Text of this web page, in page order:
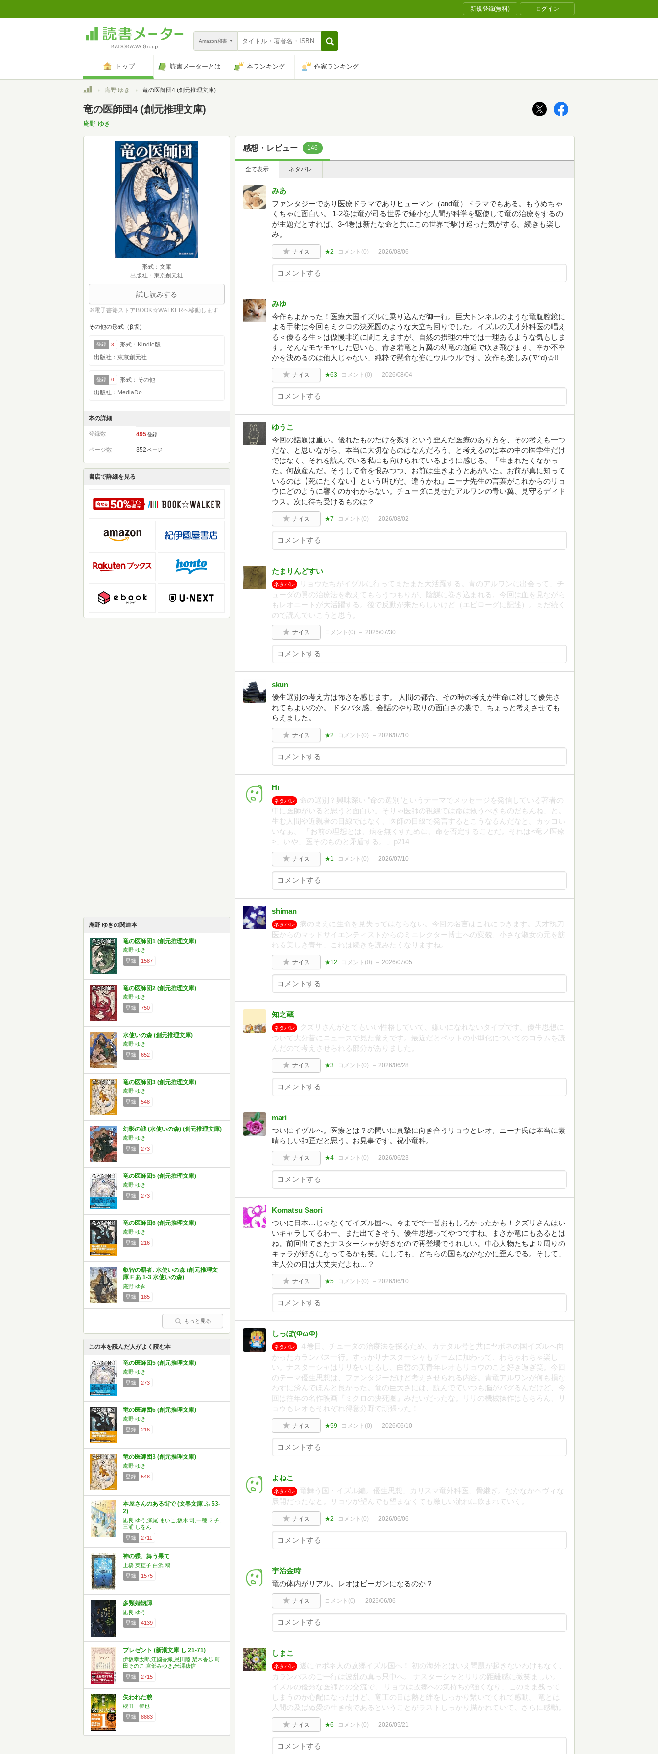
新規登録(無料) ログイン
Amazon和書
トップ 読書メーターとは 本ランキング 作家ランキング
トップ庵野 ゆき 竜の医師団4 (創元推理文庫)
竜の医師団4 (創元推理文庫)
庵野 ゆき
形式：文庫
出版社：東京創元社
試し読みする
※電子書籍ストアBOOK☆WALKERへ移動します
その他の形式（β版）
登録 3
形式：Kindle版
出版社：東京創元社
登録 0
形式：その他
出版社：MediaDo
本の詳細
登録数 495 登録
ページ数 352 ページ
書店で詳細を見る
庵野 ゆきの関連本
竜の医師団1 (創元推理文庫)
庵野 ゆき
登録
1587
竜の医師団2 (創元推理文庫)
庵野 ゆき
登録
750
水使いの森 (創元推理文庫)
庵野 ゆき
登録
652
竜の医師団3 (創元推理文庫)
庵野 ゆき
登録
548
幻影の戦 (水使いの森) (創元推理文庫)
庵野 ゆき
登録
273
竜の医師団5 (創元推理文庫)
庵野 ゆき
登録
273
竜の医師団6 (創元推理文庫)
庵野 ゆき
登録
216
叡智の覇者: 水使いの森 (創元推理文
庫 F あ 1-3 水使いの森)
庵野 ゆき
登録
185
もっと見る
この本を読んだ人がよく読む本
竜の医師団5 (創元推理文庫)
庵野 ゆき
登録
273
竜の医師団6 (創元推理文庫)
庵野 ゆき
登録
216
竜の医師団3 (創元推理文庫)
庵野 ゆき
登録
548
本屋さんのある街で (文春文庫 ふ 53-
2)
凪良 ゆう,瀬尾 まいこ,坂木 司,一穂 ミチ,
三浦 しをん
登録
2711
神の蝶、舞う果て
上橋 菜穂子,白浜 鴎
登録
1575
多類婚姻譚
凪良 ゆう
登録
4139
プレゼント (新潮文庫 し 21-71)
伊坂幸太郎,江國香織,恩田陸,梨木香歩,町
田そのこ,宮部みゆき,米澤穂信
登録
2715
失われた貌
櫻田 智也
登録
8883
感想・レビュー 146
全て表示 ネタバレ
みあ
ファンタジーであり医療ドラマでありヒューマン（and竜）ドラマでもある。もうめちゃ
くちゃに面白い。 1-2巻は竜が司る世界で矮小な人間が科学を駆使して竜の治療をするの
が主題だとすれば、3-4巻は新たな命と共にこの世界で駆け巡った気がする。続きも楽し
み。
ナイス ★2 コメント(0) 2026/08/06
みゆ
今作もよかった！医療大国イズルに乗り込んだ御一行。巨大トンネルのような竜腹腔鏡に
よる手術は今回もミクロの決死圏のような大立ち回りでした。イズルの天才外科医の唱え
る＜優るる生＞は傲慢非道に聞こえますが、自然の摂理の中では一理あるような気もしま
す。そんなモヤモヤした思いも、青き若竜と片翼の幼竜の邂逅で吹き飛びます。幸か不幸
かを決めるのは他人じゃない、純粋で懸命な姿にウルウルです。次作も楽しみ('∇^d)☆!!
ナイス ★63 コメント(0) 2026/08/04
ゆうこ
今回の話題は重い。優れたものだけを残すという歪んだ医療のあり方を、その考えも一つ
だな、と思いながら、本当に大切なものはなんだろう、と考えるのは本の中の医学生だけ
ではなく、それを読んでいる私にも向けられているように感じる。『生まれたくなかっ
た。何故産んだ。そうして命を恨みつつ、お前は生きようとあがいた。お前が真に知って
いるのは【死にたくない】という叫びだ。違うかね』ニーナ先生の言葉がこれからのリョ
ウにどのように響くのかわからない。チューダに見せたアルワンの青い翼、見守るディド
ウス。次に待ち受けるものは？
ナイス ★7 コメント(0) 2026/08/02
たまりんどすい
ネタバレ
リョウたちがイヅルに行ってまたまた大活躍する。青のアルワンに出会って、チ
ューダの翼の治療法を教えてもらうつもりが、陰謀に巻き込まれる。今回は血を見ながら
もレオニートが大活躍する。後で反動が来たらしいけど（エピローグに記述）。まだ続く
ので読んでいこうと思う。
ナイス コメント(0) 2026/07/30
skun
優生選別の考え方は怖さを感じます。 人間の都合、その時の考えが生命に対して優先さ
れてもよいのか。 ドタバタ感、会話のやり取りの面白さの裏で、ちょっと考えさせても
らえました。
ナイス ★2 コメント(0) 2026/07/10
Hi
ネタバレ
命の選別？興味深い "命の選別"というテーマでメッセージを発信している著者の
中に医師がいると思うと面白い。そりゃ医師の視線では命は救うべきものだもんね、と。
生む人間や近親者の目線ではなく、医師の目線で発言するとこうなるんだなと。カッコい
いなぁ。 「お前の理想とは、病を無くすために、命を否定することだ。それは<竜ノ医療
>、いや、医そのものと矛盾する。」p214
ナイス ★1 コメント(0) 2026/07/10
shiman
ネタバレ
病のまえに生命を見失ってはならない。今回の名言はこれにつきます。天才執刀
医からのマッドサイエンティストからのミニレクター博士への変貌、小さな淑女の元を訪
れる美しき青年、これは続きを読みたくなりますね。
ナイス ★12 コメント(0) 2026/07/05
知之蔵
ネタバレ
クズリさんがとてもいい性格していて、嫌いになれないタイプです。優生思想に
ついて大分昔にニュースで見た覚えです。最近だとペットの小型化についてのコラムを読
んだので考えさせられる部分がありました。
ナイス ★3 コメント(0) 2026/06/28
mari
ついにイヅルへ。医療とは？の問いに真摯に向き合うリョウとレオ。ニーナ氏は本当に素
晴らしい師匠だと思う。お見事です。祝小竜科。
ナイス ★4 コメント(0) 2026/06/23
Komatsu Saori
ついに日本…じゃなくてイズル国へ。今までで一番おもしろかったかも！クズリさんはい
いキャラしてるわー。また出てきそう。優生思想ってやつですね。まさか竜にもあるとは
ね。前回出てきたナスターシャが好きなので再登場でうれしい。中心人物たちより周りの
キャラが好きになってるかも笑。にしても、どちらの国もなかなかに歪んでる。そして、
主人公の目は大丈夫だよね…？
ナイス ★5 コメント(0) 2026/06/10
しっぽ(ФωФ)
ネタバレ
４巻目。チューダの治療法を探るため、カテタル号と共にヤポネの国イズルへ向
かったカランバス一行。すっかりナスターシャもチームに加わって、わちゃわちゃ楽し
い。ナスターシャはリリをいじるし、白皙の美青年レオもリョウのこと好き過ぎ笑。今回
のテーマ優生思想は、ファンタジーだけど考えさせられる内容。青竜アルワンが何も損な
わずに済んでほんと良かった。竜の巨大さには、読んでていつも脳がバグるんだけど、今
回は往年の名作映画『ミクロの決死圏』みたいだったな。リリの機械操作はもちろん、リ
ョウもレオもそれぞれ得意分野で頑張った！
ナイス ★59 コメント(0) 2026/06/10
よねこ
ネタバレ
竜舞う国・イズル編。優生思想、カリスマ竜外科医、骨継ぎ。なかなかヘヴィな
展開だったなと。リョウが望んでも望まなくても激しい流れに飲まれていく。
ナイス ★2 コメント(0) 2026/06/06
宇治金時
竜の体内がリアル。レオはビーガンになるのか？
ナイス コメント(0) 2026/06/06
しまこ
ネタバレ
遂にヤポネ人の故郷イズル国へ！ 初の海外とはいえ問題が起きないわけもなく、
カランバスのご一行は波乱の真っ只中へ。 ナスターシャとリリの距離感に微笑ましい。
イズルの優秀な医師との交流で、 リョウは故郷への気持ちが強くなり、このまま残って
しまうのか心配になったけど、竜王の目は熱と絆をしっかり繋いでくれて感動。 竜とは
人間の及ばぬ愛の生き物であるということがラストしっかり描かれていて、さらに感動。
ナイス ★6 コメント(0) 2026/05/21